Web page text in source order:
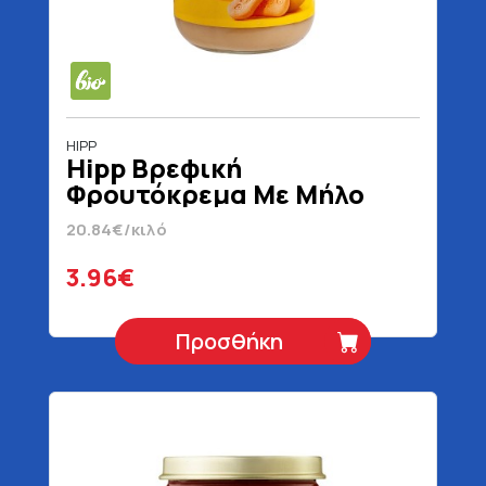
HIPP
Hipp Βρεφική
Φρουτόκρεμα Με Μήλο
Μπανάνα & Βρεφικό
Μπισκότο 5+ Μηνών
Βιολογικό 190 gr
20.84€/κιλό
3.96€
Προσθήκη